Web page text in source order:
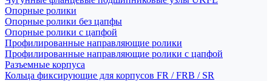
Опорные ролики
Опорные ролики без цапфы
Опорные ролики с цапфой
Профилированные направляющие ролики
Профилированные направляющие ролики с цапфой
Разъемные корпуса
Кольца фиксирующие для корпусов FR / FRB / SR